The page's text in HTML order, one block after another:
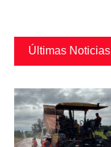
Últimas Noticias